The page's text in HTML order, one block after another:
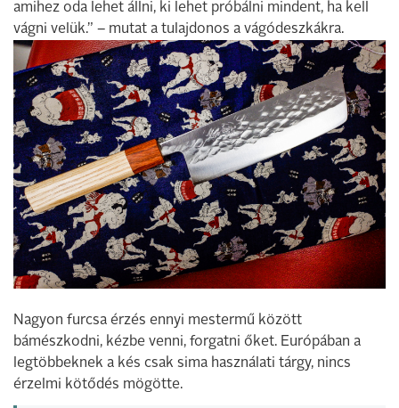
amihez oda lehet állni, ki lehet próbálni mindent, ha kell
vágni velük.” – mutat a tulajdonos a vágódeszkákra.
Nagyon furcsa érzés ennyi mestermű között
bámészkodni, kézbe venni, forgatni őket. Európában a
legtöbbeknek a kés csak sima használati tárgy, nincs
érzelmi kötődés mögötte.